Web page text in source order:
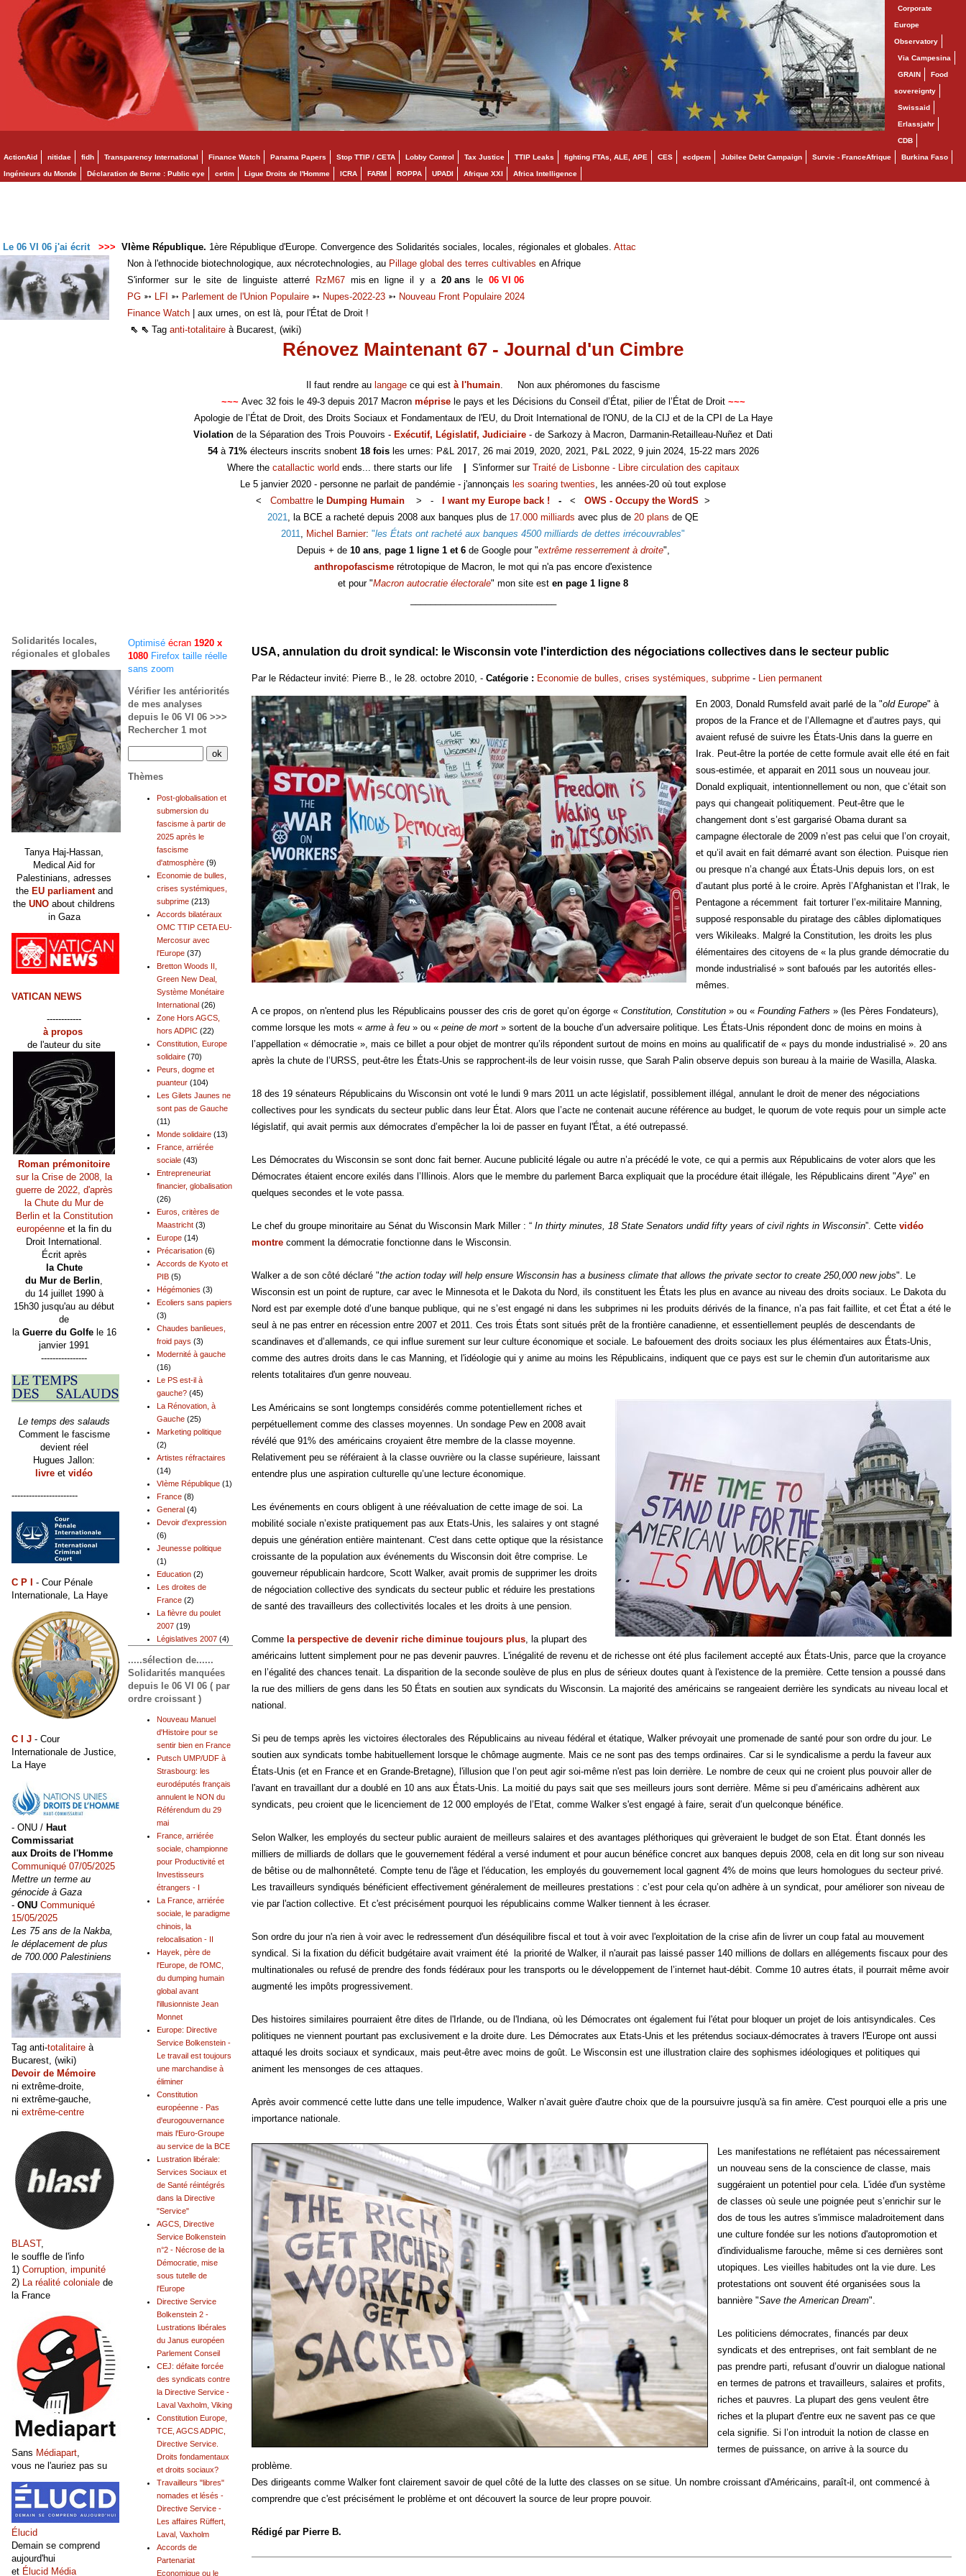
Corporate
Europe
Observatory
Via Campesina
GRAIN Food
sovereignty
Swissaid
Erlassjahr
CDB
ActionAid nitidae fidh Transparency International Finance Watch Panama Papers Stop TTIP / CETA Lobby Control Tax Justice TTIP Leaks fighting FTAs, ALE, APE CES ecdpem Jubilee Debt Campaign Survie - FranceAfrique Burkina Faso
Ingénieurs du Monde Déclaration de Berne : Public eye cetim Ligue Droits de l'Homme ICRA FARM ROPPA UPADI Afrique XXI Africa Intelligence
Le 06 VI 06 j'ai écrit >>> VIème République. 1ère République d'Europe. Convergence des Solidarités sociales, locales, régionales et globales. Attac
Non à l'ethnocide biotechnologique, aux nécrotechnologies, au Pillage global des terres cultivables en Afrique
S'informer sur le site de linguiste atterré RzM67 mis en ligne il y a20 ans le 06 VI 06
PG ➳ LFI ➳ Parlement de l'Union Populaire ➳ Nupes-2022-23 ➳ Nouveau Front Populaire 2024
Finance Watch | aux urnes, on est là, pour l'État de Droit !
⇖ ⇖ Taganti-totalitaire à Bucarest, (wiki)
Rénovez Maintenant 67 - Journal d'un Cimbre
Il faut rendre au langage ce qui est à l'humain. Non aux phéromones du fascisme
~~~ Avec 32 fois le 49-3 depuis 2017 Macron méprisele pays et les Décisions du Conseil d’État, pilier de l’État de Droit~~~
Apologie de l’État de Droit, des Droits Sociaux et Fondamentaux de l'EU, du Droit International de l'ONU, de la CIJ et de la CPI de La Haye
Violation de la Séparation des Trois Pouvoirs - Exécutif, Législatif, Judiciaire - de Sarkozy à Macron, Darmanin-Retailleau-Nuñez et Dati
54à 71%électeurs inscrits snobent 18 foisles urnes: P&L 2017, 26 mai 2019, 2020, 2021, P&L 2022, 9 juin 2024, 15-22 mars 2026
Where the catallactic world ends... there starts our life S'informer sur Traité de Lisbonne - Libre circulation des capitaux
Le 5 janvier 2020 - personne ne parlait de pandémie - j'annonçais les soaring twenties, les années-20 où tout explose
< Combattre le Dumping Humain > - I want my Europe back ! - < OWS - Occupy the WordS >
2021, la BCE a racheté depuis 2008 aux banques plus de 17.000 milliards avec plus de 20 plans de QE
2011, Michel Barnier: "les États ont racheté aux banques 4500 milliards de dettes irrécouvrables"
Depuis + de 10 ans, page 1 ligne 1 et 6 de Google pour "extrême resserrement à droite",
anthropofascisme rétrotopique de Macron, le mot qui n'a pas encore d'existence
et pour "Macron autocratie électorale" mon site est en page 1 ligne 8
USA, annulation du droit syndical: le Wisconsin vote l'interdiction des négociations collectives dans le secteur public
Par le Rédacteur invité: Pierre B., le 28. octobre 2010, - Catégorie : Economie de bulles, crises systémiques, subprime - Lien permanent
En 2003, Donald Rumsfeld avait parlé de la "old Europe" à
propos de la France et de l’Allemagne et d’autres pays, qui
avaient refusé de suivre les États-Unis dans la guerre en
Irak. Peut-être la portée de cette formule avait elle été en fait
sous-estimée, et apparait en 2011 sous un nouveau jour.
Donald expliquait, intentionnellement ou non, que c’était son
pays qui changeait politiquement. Peut-être que le
changement dont s’est gargarisé Obama durant sa
campagne électorale de 2009 n’est pas celui que l’on croyait,
et qu’il avait en fait démarré avant son élection. Puisque rien
ou presque n’a changé aux États-Unis depuis lors, on est
d’autant plus porté à le croire. Après l’Afghanistan et l’Irak, le
Pentagone a récemment fait torturer l’ex-militaire Manning,
supposé responsable du piratage des câbles diplomatiques
vers Wikileaks. Malgré la Constitution, les droits les plus
élémentaires des citoyens de « la plus grande démocratie du
monde industrialisé » sont bafoués par les autorités elles-
mêmes.
A ce propos, on n'entend plus les Républicains pousser des cris de goret qu’on égorge « Constitution, Constitution » ou « Founding Fathers » (les Pères Fondateurs),
comme lorsque les mots « arme à feu » ou « peine de mort » sortent de la bouche d’un adversaire politique. Les États-Unis répondent donc de moins en moins à
l’appellation « démocratie », mais ce billet a pour objet de montrer qu’ils répondent surtout de moins en moins au qualificatif de « pays du monde industrialisé ». 20 ans
après la chute de l’URSS, peut-être les États-Unis se rapprochent-ils de leur voisin russe, que Sarah Palin observe depuis son bureau à la mairie de Wasilla, Alaska.
18 des 19 sénateurs Républicains du Wisconsin ont voté le lundi 9 mars 2011 un acte législatif, possiblement illégal, annulant le droit de mener des négociations
collectives pour les syndicats du secteur public dans leur État. Alors que l’acte ne contenait aucune référence au budget, le quorum de vote requis pour un simple acte
législatif, qui avait permis aux démocrates d’empêcher la loi de passer en fuyant l'État, a été outrepassé.
Les Démocrates du Wisconsin se sont donc fait berner. Aucune publicité légale ou autre n’a précédé le vote, ce qui a permis aux Républicains de voter alors que les
Démocrates étaient encore exilés dans l’Illinois. Alors que le membre du parlement Barca expliquait que la procédure était illégale, les Républicains dirent "Aye" en
quelques secondes et le vote passa.
Le chef du groupe minoritaire au Sénat du Wisconsin Mark Miller : “ In thirty minutes, 18 State Senators undid fifty years of civil rights in Wisconsin”. Cette vidéo
montre comment la démocratie fonctionne dans le Wisconsin.
Walker a de son côté déclaré "the action today will help ensure Wisconsin has a business climate that allows the private sector to create 250,000 new jobs". Le
Wisconsin est un point de rupture, car avec le Minnesota et le Dakota du Nord, ils constituent les États les plus en avance au niveau des droits sociaux. Le Dakota du
Nord est par exemple doté d’une banque publique, qui ne s’est engagé ni dans les subprimes ni les produits dérivés de la finance, n’a pas fait faillite, et cet État a été le
seul à ne pas entrer en récession entre 2007 et 2011. Ces trois États sont situés prêt de la frontière canadienne, et essentiellement peuplés de descendants de
scandinaves et d’allemands, ce qui influe surement sur leur culture économique et sociale. Le bafouement des droits sociaux les plus élémentaires aux États-Unis,
comme des autres droits dans le cas Manning, et l'idéologie qui y anime au moins les Républicains, indiquent que ce pays est sur le chemin d'un autoritarisme aux
relents totalitaires d'un genre nouveau.
Les Américains se sont longtemps considérés comme potentiellement riches et
perpétuellement comme des classes moyennes. Un sondage Pew en 2008 avait
révélé que 91% des américains croyaient être membre de la classe moyenne.
Relativement peu se référaient à la classe ouvrière ou la classe supérieure, laissant
entendre plus une aspiration culturelle qu’une lecture économique.
Les événements en cours obligent à une réévaluation de cette image de soi. La
mobilité sociale n’existe pratiquement pas aux Etats-Unis, les salaires y ont stagné
depuis une génération entière maintenant. C'est dans cette optique que la résistance
croissante de la population aux événements du Wisconsin doit être comprise. Le
gouverneur républicain hardcore, Scott Walker, avait promis de supprimer les droits
de négociation collective des syndicats du secteur public et réduire les prestations
de santé des travailleurs des collectivités locales et les droits à une pension.
Comme la perspective de devenir riche diminue toujours plus , la plupart des
américains luttent simplement pour ne pas devenir pauvres. L'inégalité de revenu et de richesse ont été plus facilement accepté aux États-Unis, parce que la croyance
en l’égalité des chances tenait. La disparition de la seconde soulève de plus en plus de sérieux doutes quant à l'existence de la première. Cette tension a poussé dans
la rue des milliers de gens dans les 50 États en soutien aux syndicats du Wisconsin. La majorité des américains se rangeaient derrière les syndicats au niveau local et
national.
Si peu de temps après les victoires électorales des Républicains au niveau fédéral et étatique, Walker prévoyait une promenade de santé pour son ordre du jour. Le
soutien aux syndicats tombe habituellement lorsque le chômage augmente. Mais ce ne sont pas des temps ordinaires. Car si le syndicalisme a perdu la faveur aux
États-Unis (et en France et en Grande-Bretagne), l'illusion que l’on peut agir soi-même n'est pas loin derrière. Le nombre de ceux qui ne croient plus pouvoir aller de
l'avant en travaillant dur a doublé en 10 ans aux États-Unis. La moitié du pays sait que ses meilleurs jours sont derrière. Même si peu d’américains adhèrent aux
syndicats, peu croient que le licenciement de 12 000 employés de l’Etat, comme Walker s'est engagé à faire, serait d’un quelconque bénéfice.
Selon Walker, les employés du secteur public auraient de meilleurs salaires et des avantages pléthoriques qui grèveraient le budget de son Etat. Étant donnés les
milliers de milliards de dollars que le gouvernement fédéral a versé indument et pour aucun bénéfice concret aux banques depuis 2008, cela en dit long sur son niveau
de bêtise ou de malhonnêteté. Compte tenu de l'âge et l'éducation, les employés du gouvernement local gagnent 4% de moins que leurs homologues du secteur privé.
Les travailleurs syndiqués bénéficient effectivement généralement de meilleures prestations : c’est pour cela qu’on adhère à un syndicat, pour améliorer son niveau de
vie par l'action collective. Et c'est précisément pourquoi les républicains comme Walker tiennent à les écraser.
Son ordre du jour n'a rien à voir avec le redressement d'un déséquilibre fiscal et tout à voir avec l'exploitation de la crise afin de livrer un coup fatal au mouvement
syndical. Si la fixation du déficit budgétaire avait vraiment été la priorité de Walker, il n'aurait pas laissé passer 140 millions de dollars en allégements fiscaux pour des
multinationales ou refusé de prendre des fonds fédéraux pour les transports ou le développement de l’internet haut-débit. Comme 10 autres états, il pourrait même avoir
augmenté les impôts progressivement.
Des histoires similaires pourraient être dites de l'Irlande, ou de l'Indiana, où les Démocrates ont également fui l'état pour bloquer un projet de lois antisyndicales. Ces
politiques ne viennent pourtant pas exclusivement e la droite dure. Les Démocrates aux Etats-Unis et les prétendus sociaux-démocrates à travers l'Europe ont aussi
attaqué les droits sociaux et syndicaux, mais peut-être avec moins de goût. Le Wisconsin est une illustration claire des sophismes idéologiques et politiques qui
animent les mensonges de ces attaques.
Après avoir commencé cette lutte dans une telle impudence, Walker n’avait guère d'autre choix que de la poursuivre jusqu'à sa fin amère. C'est pourquoi elle a pris une
importance nationale.
Les manifestations ne reflétaient pas nécessairement
un nouveau sens de la conscience de classe, mais
suggéraient un potentiel pour cela. L'idée d'un système
de classes où seule une poignée peut s’enrichir sur le
dos de tous les autres s'immisce maladroitement dans
une culture fondée sur les notions d'autopromotion et
d'individualisme farouche, même si ces dernières sont
utopiques. Les vieilles habitudes ont la vie dure. Les
protestations ont souvent été organisées sous la
bannière "Save the American Dream".
Les politiciens démocrates, financés par deux
syndicats et des entreprises, ont fait semblant de ne
pas prendre parti, refusant d’ouvrir un dialogue national
en termes de patrons et travailleurs, salaires et profits,
riches et pauvres. La plupart des gens veulent être
riches et la plupart d'entre eux ne savent pas ce que
cela signifie. Si l’on introduit la notion de classe en
termes de puissance, on arrive à la source du
problème.
Des dirigeants comme Walker font clairement savoir de quel côté de la lutte des classes on se situe. Un nombre croissant d'Américains, paraît-il, ont commencé à
comprendre que c'est précisément le problème et ont découvert la source de leur propre pouvoir.
Rédigé par Pierre B.
Optimisé écran 1920 x
1080 Firefox taille réelle
sans zoom
Vérifier les antériorités
de mes analyses
depuis le 06 VI 06 >>>
Rechercher 1 mot
Thèmes
Post-globalisation et
submersion du
fascisme à partir de
2025 après le
fascisme
d'atmosphère (9)
Economie de bulles,
crises systémiques,
subprime (213)
Accords bilatéraux
OMC TTIP CETA EU-
Mercosur avec
l'Europe (37)
Bretton Woods II,
Green New Deal,
Système Monétaire
International (26)
Zone Hors AGCS,
hors ADPIC (22)
Constitution, Europe
solidaire (70)
Peurs, dogme et
puanteur (104)
Les Gilets Jaunes ne
sont pas de Gauche
(11)
Monde solidaire (13)
France, arriérée
sociale (43)
Entrepreneuriat
financier, globalisation
(26)
Euros, critères de
Maastricht (3)
Europe (14)
Précarisation (6)
Accords de Kyoto et
PIB (5)
Hégémonies (3)
Ecoliers sans papiers
(3)
Chaudes banlieues,
froid pays (3)
Modernité à gauche
(16)
Le PS est-il à
gauche? (45)
La Rénovation, à
Gauche (25)
Marketing politique
(2)
Artistes réfractaires
(14)
VIème République (1)
France (8)
General (4)
Devoir d'expression
(6)
Jeunesse politique
(1)
Education (2)
Les droites de
France (2)
La fièvre du poulet
2007 (19)
Législatives 2007 (4)
.....sélection de......
Solidarités manquées
depuis le 06 VI 06 ( par
ordre croissant )
Nouveau Manuel
d'Histoire pour se
sentir bien en France
Putsch UMP/UDF à
Strasbourg: les
eurodéputés français
annulent le NON du
Référendum du 29
mai
France, arriérée
sociale, championne
pour Productivité et
Investisseurs
étrangers - I
La France, arriérée
sociale, le paradigme
chinois, la
relocalisation - II
Hayek, père de
l'Europe, de l'OMC,
du dumping humain
global avant
l'illusionniste Jean
Monnet
Europe: Directive
Service Bolkenstein -
Le travail est toujours
une marchandise à
éliminer
Constitution
européenne - Pas
d'eurogouvernance
mais l'Euro-Groupe
au service de la BCE
Lustration libérale:
Services Sociaux et
de Santé réintégrés
dans la Directive
"Service"
AGCS, Directive
Service Bolkenstein
n°2 - Nécrose de la
Démocratie, mise
sous tutelle de
l'Europe
Directive Service
Bolkenstein 2 -
Lustrations libérales
du Janus européen
Parlement Conseil
CEJ: défaite forcée
des syndicats contre
la Directive Service -
Laval Vaxholm, Viking
Constitution Europe,
TCE, AGCS ADPIC,
Directive Service.
Droits fondamentaux
et droits sociaux?
Travailleurs "libres"
nomades et lésés -
Directive Service -
Les affaires Rüffert,
Laval, Vaxholm
Accords de
Partenariat
Economique ou le
Solidarités locales,
régionales et globales
Tanya Haj-Hassan,
Medical Aid for
Palestinians, adresses
the EU parliamentand
the UNO about childrens
in Gaza
VATICAN NEWS
------------
à propos
de l'auteur du site
Roman prémonitoire
sur la Crise de 2008, la
guerre de 2022, d'après
la Chute du Mur de
Berlin et la Constitution
européenne et la fin du
Droit International.
Écrit après
la Chute
du Mur de Berlin
du 14 juillet 1990 à
15h30 jusqu'au au début
de
la Guerre du Golfele 16
janvier 1991
----------------
Le temps des salauds
Comment le fascisme
devient réel
Hugues Jallon:
livre et vidéo
-----------------------
C P I
- Cour Pénale
Internationale, La Haye
C I J - Cour
Internationale de Justice,
La Haye
- ONU / Haut
Commissariat
aux Droits de l'Homme
Communiqué 07/05/2025
Mettre un terme au
génocide à Gaza
- ONU Communiqué
15/05/2025
Les 75 ans de la Nakba,
le déplacement de plus
de 700.000 Palestiniens
Tag anti-totalitaire à
Bucarest, (wiki)
Devoir de Mémoire
ni extrême-droite,
ni extrême-gauche,
ni extrême-centre
BLAST,
le souffle de l'info
1) Corruption, impunité
2)
La réalité coloniale de
la France
Sans Médiapart
vous ne l'auriez pas su
Élucid
Demain se comprend
aujourd'hui
et Élucid Média